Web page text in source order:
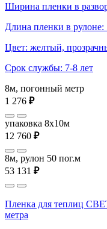
Ширина пленки в
Длина пленки в рулоне:
Цвет: желтый,
Срок службы: 7-8 лет
8м, погонный метр
1 276 ₽
упаковка 8x10м
12 760 ₽
8м, рулон 50 пог.м
53 131 ₽
Пленка для теплиц
метра